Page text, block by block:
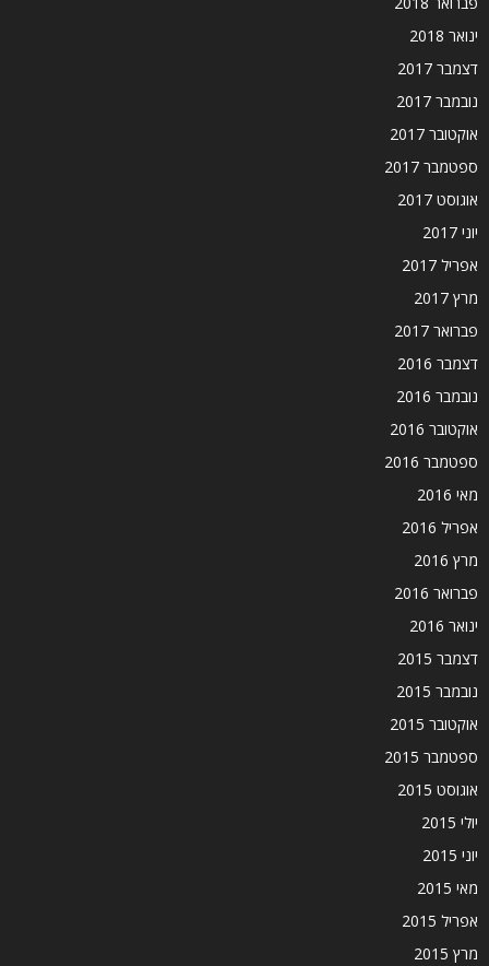
ינואר 2018
דצמבר 2017
נובמבר 2017
אוקטובר 2017
ספטמבר 2017
אוגוסט 2017
יוני 2017
אפריל 2017
מרץ 2017
פברואר 2017
דצמבר 2016
נובמבר 2016
אוקטובר 2016
ספטמבר 2016
מאי 2016
אפריל 2016
מרץ 2016
פברואר 2016
ינואר 2016
דצמבר 2015
נובמבר 2015
אוקטובר 2015
ספטמבר 2015
אוגוסט 2015
יולי 2015
יוני 2015
מאי 2015
אפריל 2015
מרץ 2015